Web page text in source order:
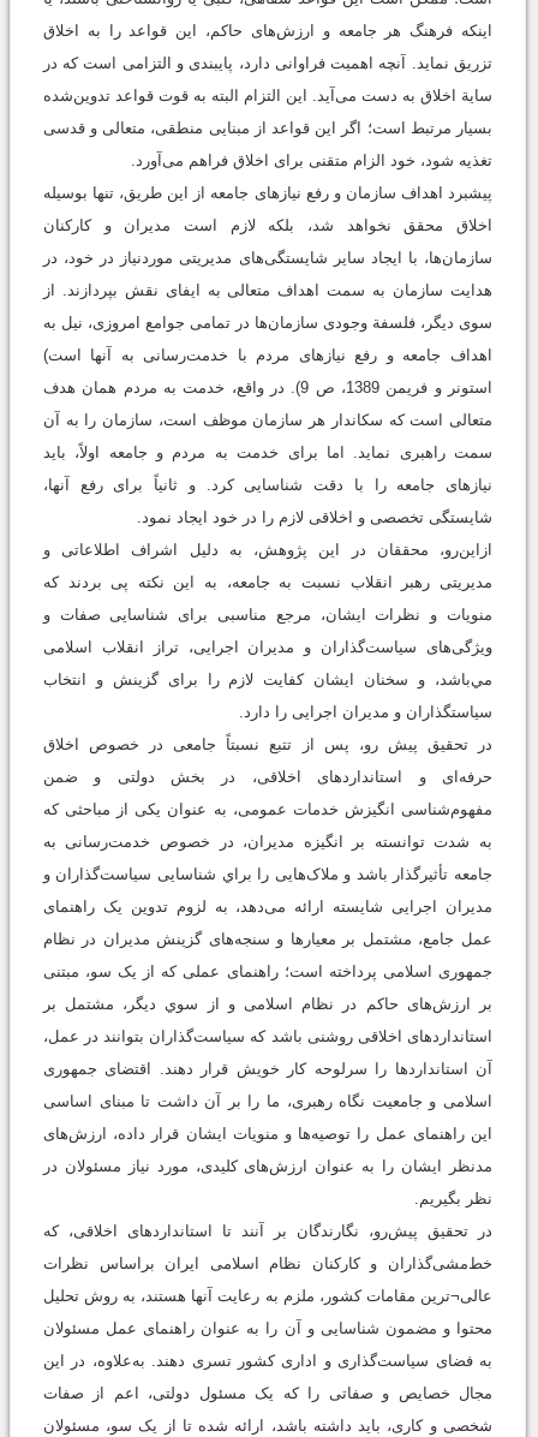
اینکه فرهنگ هر جامعه و ارزش‌های حاکم، این قواعد را به اخلاق
تزریق نماید. آنچه اهمیت فراوانی دارد، پایبندی و التزامی است که در
سایة اخلاق به دست می‌آید. این التزام البته به قوت قواعد تدوین‌شده
بسیار مرتبط است؛ اگر این قواعد از مبنایی منطقی، متعالی و قدسی
تغذیه شود، خود الزام متقنی برای اخلاق فراهم می‌آورد.
پیشبرد اهداف سازمان و رفع نیازهای جامعه از این طریق، تنها بوسیله
اخلاق محقق نخواهد شد، بلکه لازم است مدیران و کارکنان
سازمان‌ها، با ایجاد سایر شایستگی‌های مدیریتی موردنیاز در خود، در
هدایت سازمان به سمت اهداف متعالی به ایفای نقش بپردازند. از
سوی دیگر، فلسفة وجودی سازمان‌ها در تمامی جوامع امروزی، نیل به
اهداف جامعه و رفع نیازهای مردم با خدمت‌رسانی به آنها است‌)
استونر و فریمن 1389، ص 9). در واقع، خدمت به مردم همان هدف
متعالی است که سکاندار هر سازمان موظف است، سازمان را به آن
سمت راهبری نماید. اما برای خدمت به مردم و جامعه اولاً، باید
نیازهای جامعه را با دقت شناسایی کرد. و ثانیاً برای رفع آنها،
شایستگی تخصصی و اخلاقی لازم را در خود ایجاد نمود.
ازاين‌رو، محققان در این پژوهش، به دلیل اشراف اطلاعاتی و
مدیریتی رهبر انقلاب نسبت به جامعه، به این نکته پی بردند که
منویات و نظرات ایشان، مرجع مناسبی برای شناسایی صفات و
ویژگی‌های سیاست‌گذاران و مدیران اجرایی، تراز انقلاب اسلامی
مي‌باشد، و سخنان ایشان کفایت لازم را برای گزینش و انتخاب
سیاستگذاران و مدیران اجرایی را دارد.
در تحقیق پیش رو، پس از تتبع نسبتاً جامعی در خصوص اخلاق
حرفه‌ای و استانداردهای اخلاقی، در بخش دولتی و ضمن
مفهوم‌شناسی انگیزش خدمات عمومی، به عنوان یکی از مباحثی که
به شدت توانسته بر انگیزه مدیران، در خصوص خدمت‌رسانی به
جامعه تأثیرگذار باشد و ملاک‌هایی را براي شناسایی سیاست‌گذاران و
مدیران اجرایی شایسته ارائه می‌دهد، به لزوم تدوین یک راهنمای
عمل جامع، مشتمل بر معیارها و سنجه‌های گزینش مدیران در نظام
جمهوری اسلامی پرداخته است؛ راهنمای عملی که از یک سو، مبتنی
بر ارزش‌های حاکم در نظام اسلامی و از سوي دیگر، مشتمل بر
استانداردهای اخلاقی روشنی باشد که سیاست‌گذاران بتوانند در عمل،
آن استانداردها را سرلوحه کار خویش قرار دهند. اقتضای جمهوری
اسلامی و جامعیت نگاه رهبری، ما را بر آن داشت تا مبنای اساسی
این راهنمای عمل را توصیه‌ها و منویات ایشان قرار داده، ارزش‌های
مدنظر ایشان را به عنوان ارزش‌های کلیدی، مورد نیاز مسئولان در
نظر بگیریم.
در تحقیق پیش‌رو، نگارندگان بر آنند تا استانداردهای اخلاقی، که
خط‌مشی‌گذاران و کارکنان نظام اسلامی ایران براساس نظرات
عالی¬ترین مقامات کشور، ملزم به رعایت آنها هستند، به روش تحلیل
محتوا و مضمون شناسایی و آن را به عنوان راهنمای عمل مسئولان
به فضای سیاست‌گذاری و اداری کشور تسری دهند. به‌علاوه، در این
مجال خصایص و صفاتی را که یک مسئول دولتی، اعم از صفات
شخصی و کاری، باید داشته باشد، ارائه شده تا از یک سو، مسئولان